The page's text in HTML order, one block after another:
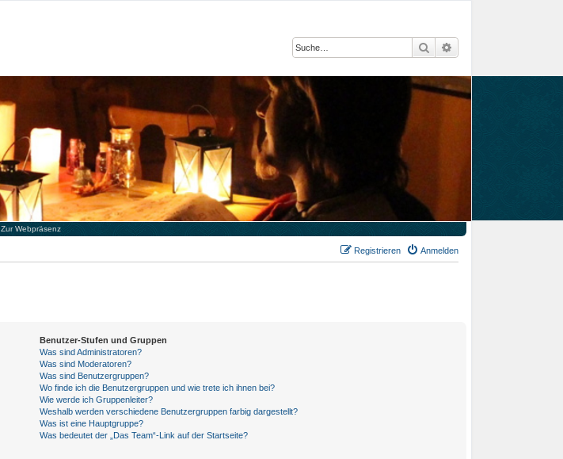
Suche
Zur Webpräsenz
Anmelden
Registrieren
Benutzer-Stufen und Gruppen
Was sind Administratoren?
Was sind Moderatoren?
Was sind Benutzergruppen?
Wo finde ich die Benutzergruppen und wie trete ich ihnen bei?
Wie werde ich Gruppenleiter?
Weshalb werden verschiedene Benutzergruppen farbig dargestellt?
Was ist eine Hauptgruppe?
Was bedeutet der „Das Team“-Link auf der Startseite?